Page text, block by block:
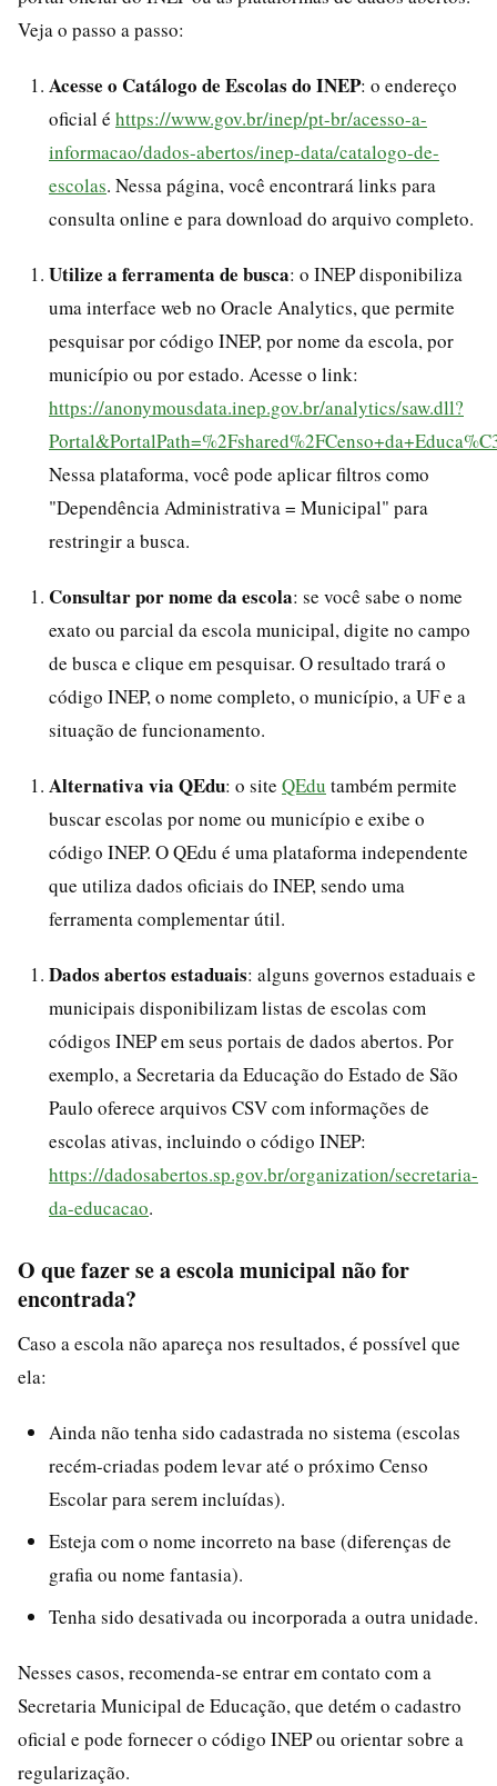
Veja o passo a passo:
Acesse o Catálogo de Escolas do INEP: o endereço
oficial é https://www.gov.br/inep/pt-br/acesso-a-
informacao/dados-abertos/inep-data/catalogo-de-
escolas. Nessa página, você encontrará links para
consulta online e para download do arquivo completo.
Utilize a ferramenta de busca: o INEP disponibiliza
uma interface web no Oracle Analytics, que permite
pesquisar por código INEP, por nome da escola, por
município ou por estado. Acesse o link:
https://anonymousdata.inep.gov.br/analytics/saw.dll?
Nessa plataforma, você pode aplicar filtros como
"Dependência Administrativa = Municipal" para
restringir a busca.
Consultar por nome da escola: se você sabe o nome
exato ou parcial da escola municipal, digite no campo
de busca e clique em pesquisar. O resultado trará o
código INEP, o nome completo, o município, a UF e a
situação de funcionamento.
Alternativa via QEdu: o site QEdu também permite
buscar escolas por nome ou município e exibe o
código INEP. O QEdu é uma plataforma independente
que utiliza dados oficiais do INEP, sendo uma
ferramenta complementar útil.
Dados abertos estaduais: alguns governos estaduais e
municipais disponibilizam listas de escolas com
códigos INEP em seus portais de dados abertos. Por
exemplo, a Secretaria da Educação do Estado de São
Paulo oferece arquivos CSV com informações de
escolas ativas, incluindo o código INEP:
https://dadosabertos.sp.gov.br/organization/secretaria-
da-educacao.
O que fazer se a escola municipal não for
encontrada?
Caso a escola não apareça nos resultados, é possível que
ela:
Ainda não tenha sido cadastrada no sistema (escolas
recém-criadas podem levar até o próximo Censo
Escolar para serem incluídas).
Esteja com o nome incorreto na base (diferenças de
grafia ou nome fantasia).
Tenha sido desativada ou incorporada a outra unidade.
Nesses casos, recomenda-se entrar em contato com a
Secretaria Municipal de Educação, que detém o cadastro
oficial e pode fornecer o código INEP ou orientar sobre a
regularização.